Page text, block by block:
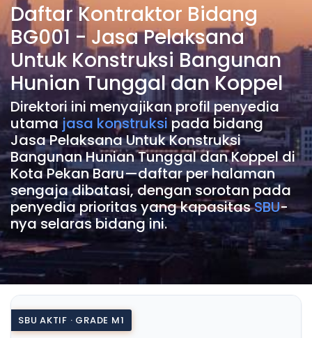
Daftar Kontraktor Bidang
BG001 - Jasa Pelaksana
Untuk Konstruksi Bangunan
Hunian Tunggal dan Koppel
Direktori ini menyajikan profil penyedia
utama jasa konstruksipada bidang
Jasa Pelaksana Untuk Konstruksi
Bangunan Hunian Tunggal dan Koppel di
Kota Pekan Baru—daftar per halaman
sengaja dibatasi, dengan sorotan pada
penyedia prioritas yang kapasitasSBU-
nya selaras bidang ini.
SBU AKTIF · GRADE M1